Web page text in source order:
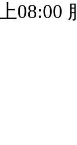
08:00